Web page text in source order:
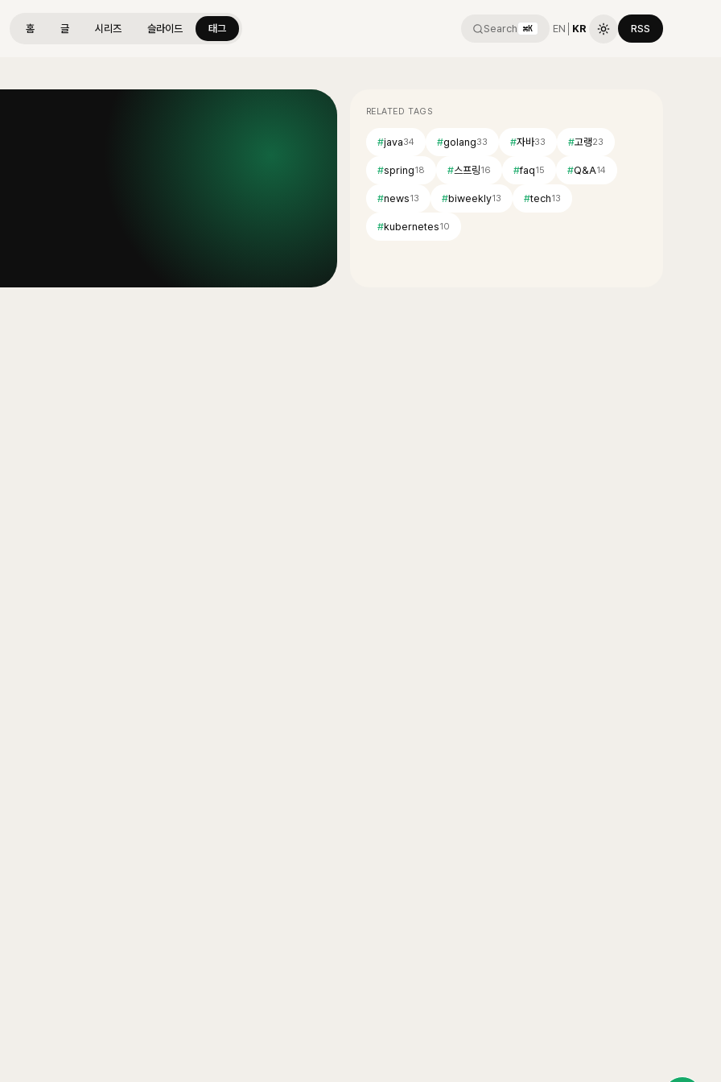
홈 글 시리즈 슬라이드 태그 Search ⌘K EN KR RSS
RELATED TAGS
#java34 #golang33 #자바33 #고랭23
#spring18 #스프링16 #faq15 #Q&A14
#news13 #biweekly13 #tech13
#kubernetes10